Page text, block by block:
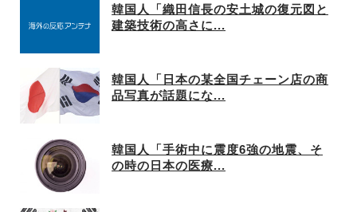
韓国人「織田信長の安土城の復元図と
建築技術の高さに...
韓国人「日本の某全国チェーン店の商
品写真が話題にな...
韓国人「手術中に震度6強の地震、そ
の時の日本の医療...